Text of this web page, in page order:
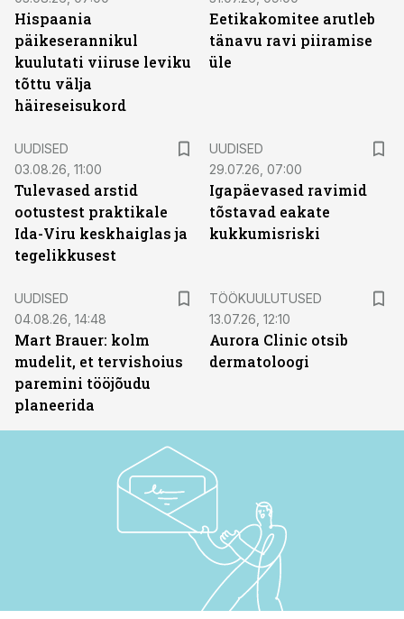
Hispaania
päikeserannikul
kuulutati viiruse leviku
tõttu välja
häireseisukord
Eetikakomitee arutleb
tänavu ravi piiramise
üle
UUDISED
03.08.26, 11:00
Tulevased arstid
ootustest praktikale
Ida-Viru keskhaiglas ja
tegelikkusest
UUDISED
29.07.26, 07:00
Igapäevased ravimid
tõstavad eakate
kukkumisriski
UUDISED
04.08.26, 14:48
Mart Brauer: kolm
mudelit, et tervishoius
paremini tööjõudu
planeerida
TÖÖKUULUTUSED
13.07.26, 12:10
Aurora Clinic otsib
dermatoloogi